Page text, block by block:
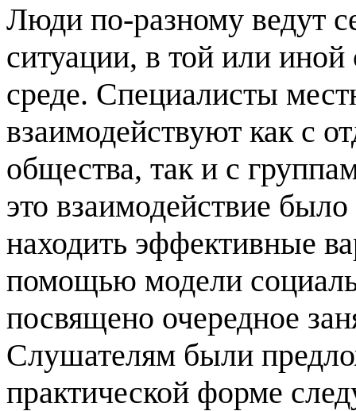
Люди по-разному ведут
ситуации, в той или иной
среде. Специалисты
взаимодействуют как с
общества, так и с
это взаимодействие
находить эффективные
помощью модели
посвящено очередное
Слушателям были
практической форме